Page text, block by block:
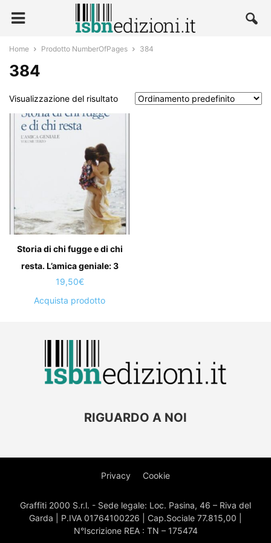
Home Prodotto NumberOfPages 384
384
Visualizzazione del risultato
Storia di chi fugge e di chi
resta. L’amica geniale: 3
19,50€
Acquista prodotto
RIGUARDO A NOI
Privacy Cookie
Graffiti 2000 S.r.l. - Sede legale: Loc. Pasina, 46 – Riva del
Garda | P.IVA 01764100226 | Cap.Sociale 77.815,00 |
N°Iscrizione REA : TN – 175474